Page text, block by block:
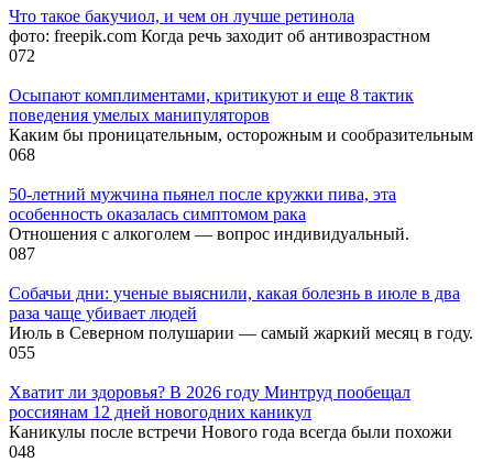
Что такое бакучиол, и чем он лучше ретинола
фото: freepik.com Когда речь заходит об антивозрастном
072
Осыпают комплиментами, критикуют и еще 8 тактик
поведения умелых манипуляторов
Каким бы проницательным, осторожным и сообразительным
068
50-летний мужчина пьянел после кружки пива, эта
особенность оказалась симптомом рака
Отношения с алкоголем — вопрос индивидуальный.
087
Собачьи дни: ученые выяснили, какая болезнь в июле в два
раза чаще убивает людей
Июль в Северном полушарии — самый жаркий месяц в году.
055
Хватит ли здоровья? В 2026 году Минтруд пообещал
россиянам 12 дней новогодних каникул
Каникулы после встречи Нового года всегда были похожи
048